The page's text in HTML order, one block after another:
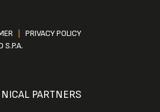
PRIVACY POLICY
S.P.A.
PARTNERS